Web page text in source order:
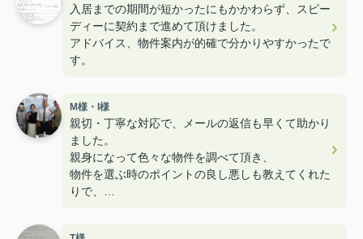
入居までの期間が短かったにもかかわらず、スピー
ディーに契約まで進めて頂けました。
アドバイス、物件案内が的確で分かりやすかったで
す。
M様・I様
親切・丁寧な対応で、メールの返信も早くて助かり
ました。
親身になって色々な物件を調べて頂き、
物件を選ぶ時のポイントの良し悪しも教えてくれた
りで、